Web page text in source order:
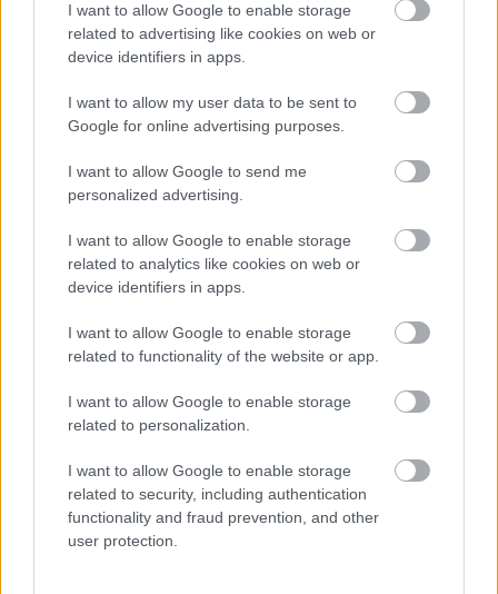
I want to allow Google to enable storage
related to advertising like cookies on web or
device identifiers in apps.
I want to allow my user data to be sent to
Google for online advertising purposes.
I want to allow Google to send me
personalized advertising.
I want to allow Google to enable storage
related to analytics like cookies on web or
device identifiers in apps.
I want to allow Google to enable storage
related to functionality of the website or app.
I want to allow Google to enable storage
related to personalization.
I want to allow Google to enable storage
related to security, including authentication
functionality and fraud prevention, and other
user protection.